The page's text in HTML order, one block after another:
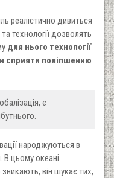
реалістично дивиться
технології дозволять
для нього технології
сприяти поліпшенню
є
народжуються в
В цьому океані
він шукає тих,